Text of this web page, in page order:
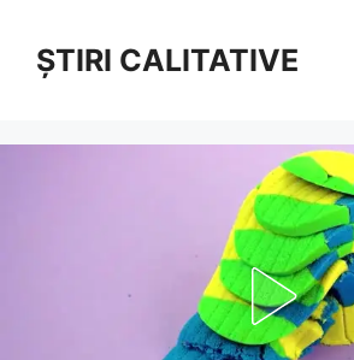
conținutȘTIRI CALITATIVE